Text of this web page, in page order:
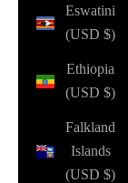
Eswatini
(USD $)
Ethiopia
(USD $)
Falkland
Islands
(USD $)